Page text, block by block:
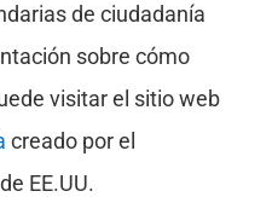
de ciudadanía
sobre cómo
visitar el sitio web
creado por el
EE.UU.